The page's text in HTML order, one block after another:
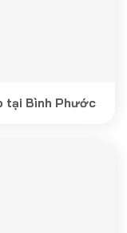
tại Bình Phước